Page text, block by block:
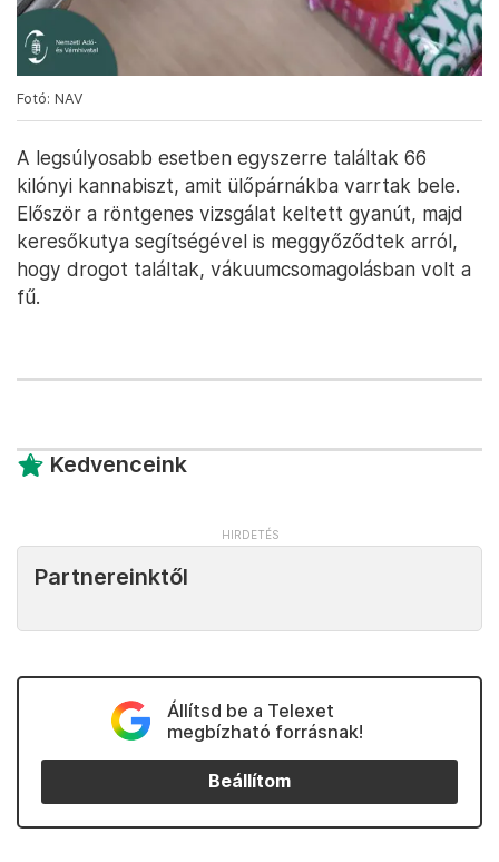
Fotó: NAV
A legsúlyosabb esetben egyszerre találtak 66
kilónyi kannabiszt, amit ülőpárnákba varrtak bele.
Először a röntgenes vizsgálat keltett gyanút, majd
keresőkutya segítségével is meggyőződtek arról,
hogy drogot találtak, vákuumcsomagolásban volt a
fű.
Kedvenceink
Partnereinktől
Állítsd be a Telexet
megbízható forrásnak!
Beállítom